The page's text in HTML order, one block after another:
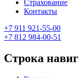
Страхование
Контакты
+7 911 921-55-00
+7 812 984-00-51
Строка